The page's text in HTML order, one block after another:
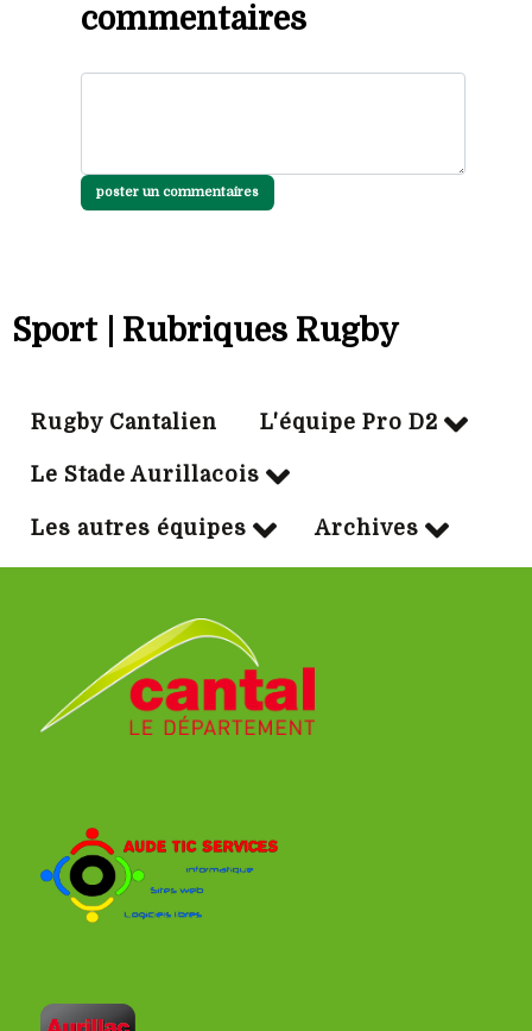
commentaires
poster un commentaires
Sport | Rubriques Rugby
Rugby Cantalien L'équipe Pro D2
Le Stade Aurillacois
Les autres équipes Archives